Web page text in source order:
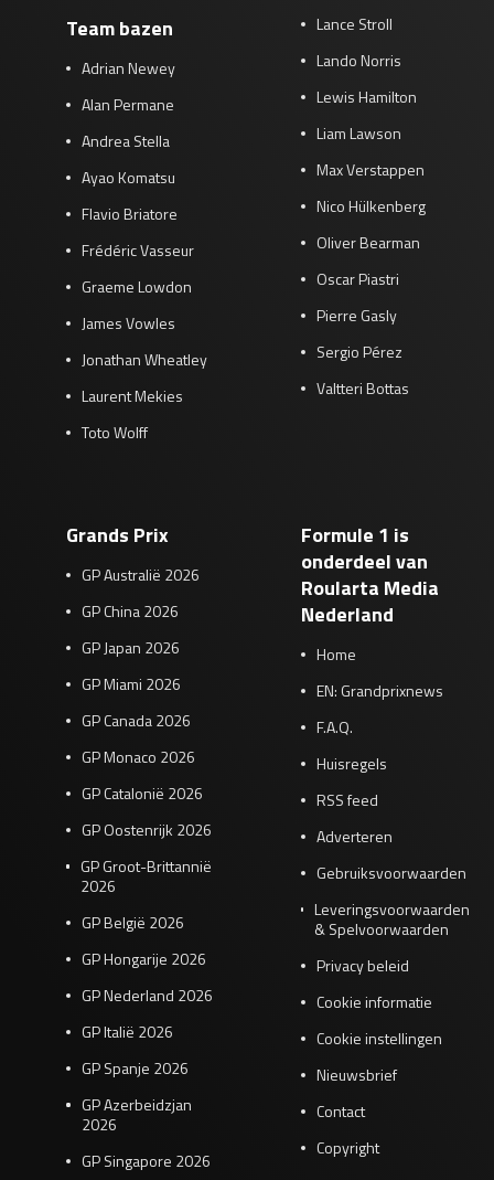
Team bazen
Adrian Newey
Alan Permane
Andrea Stella
Ayao Komatsu
Flavio Briatore
Frédéric Vasseur
Graeme Lowdon
James Vowles
Jonathan Wheatley
Laurent Mekies
Toto Wolff
Lance Stroll
Lando Norris
Lewis Hamilton
Liam Lawson
Max Verstappen
Nico Hülkenberg
Oliver Bearman
Oscar Piastri
Pierre Gasly
Sergio Pérez
Valtteri Bottas
Grands Prix
GP Australië 2026
GP China 2026
GP Japan 2026
GP Miami 2026
GP Canada 2026
GP Monaco 2026
GP Catalonië 2026
GP Oostenrijk 2026
GP Groot-Brittannië
2026
GP België 2026
GP Hongarije 2026
GP Nederland 2026
GP Italië 2026
GP Spanje 2026
GP Azerbeidzjan
2026
GP Singapore 2026
Formule 1 is
onderdeel van
Roularta Media
Nederland
Home
EN: Grandprixnews
F.A.Q.
Huisregels
RSS feed
Adverteren
Gebruiksvoorwaarden
Leveringsvoorwaarden
& Spelvoorwaarden
Privacy beleid
Cookie informatie
Cookie instellingen
Nieuwsbrief
Contact
Copyright